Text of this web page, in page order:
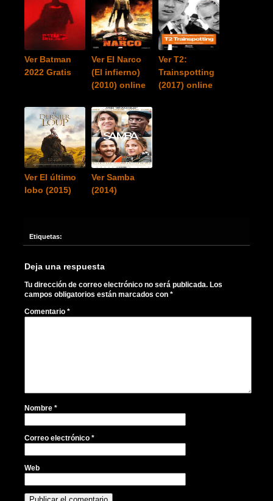
Ver Batman
2022 Gratis
Ver El Narco
(El infierno)
(2010) online
Ver T2:
Trainspotting
(2017) online
Ver El último
lobo (2015)
Ver Samba
(2014)
Etiquetas:
Deja una respuesta
Tu dirección de correo electrónico no será publicada. Los
campos obligatorios están marcados con *
Comentario *
Nombre *
Correo electrónico *
Web